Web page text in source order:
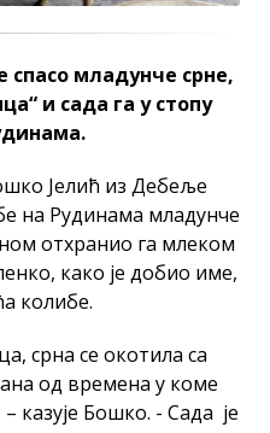
младунче срне,
и сада га у стопу
Јелић из Дебеље
на Рудинама младунче
отхранио га млеком
како је добио име,
колибе.
срна се окотила са
од времена у коме
казује Бошко. - Сада је